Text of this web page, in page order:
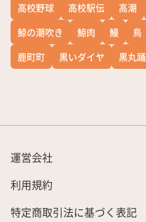
高校野球
高校駅伝 高潮
鯨の潮吹き
鯨肉 鰻 鳥
鹿町町
黒いダイヤ 黒丸踊
運営会社
利用規約
特定商取引法に基づく表記